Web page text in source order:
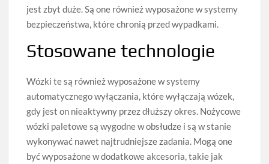
jest zbyt duże. Są one również wyposażone w systemy
bezpieczeństwa, które chronią przed wypadkami.
Stosowane technologie
Wózki te są również wyposażone w systemy
automatycznego wyłączania, które wyłączają wózek,
gdy jest on nieaktywny przez dłuższy okres. Nożycowe
wózki paletowe są wygodne w obsłudze i są w stanie
wykonywać nawet najtrudniejsze zadania. Mogą one
być wyposażone w dodatkowe akcesoria, takie jak